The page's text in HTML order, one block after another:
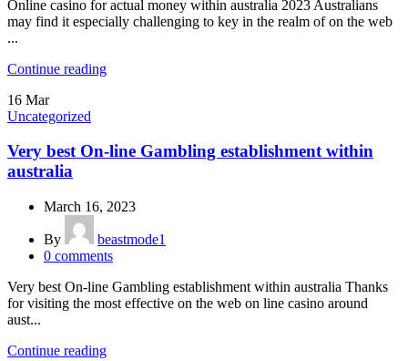
Online casino for actual money within australia 2023 Australians
may find it especially challenging to key in the realm of on the web
...
Continue reading
16 Mar
Uncategorized
Very best On-line Gambling establishment within
australia
March 16, 2023
By
beastmode1
0 comments
Very best On-line Gambling establishment within australia Thanks
for visiting the most effective on the web on line casino around
aust...
Continue reading